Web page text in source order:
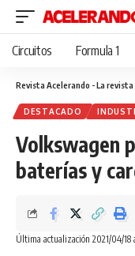
Circuitos Formula 1
Revista Acelerando - La
DESTACADO
Volkswagen
baterías y
Última actualización 2021/04/18